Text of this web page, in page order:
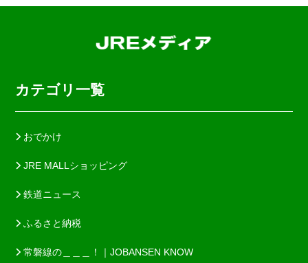
カテゴリ一覧
おでかけ
JRE MALLショッピング
鉄道ニュース
ふるさと納税
常磐線の＿＿＿！｜JOBANSEN KNOW